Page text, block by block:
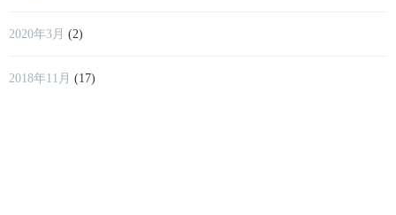
2020年3月 (2)
2018年11月 (17)